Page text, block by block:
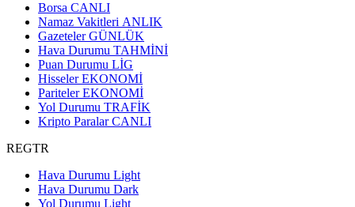
Borsa CANLI
Namaz Vakitleri ANLIK
GazetelerGÜNLÜK
Hava Durumu TAHMİNİ
Puan Durumu LİG
HisselerEKONOMİ
ParitelerEKONOMİ
Yol Durumu TRAFİK
Kripto ParalarCANLI
REGTR
Hava Durumu Light
Hava Durumu Dark
Yol Durumu Light